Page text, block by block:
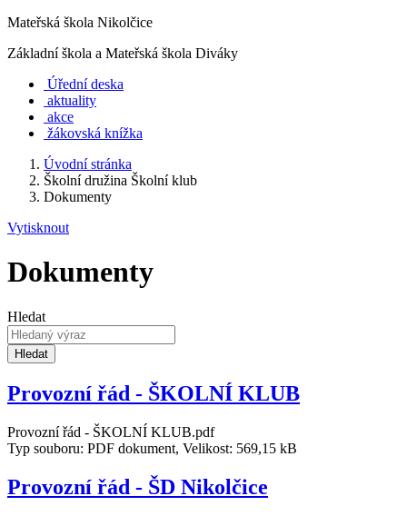
Mateřská škola Nikolčice
Základní škola a Mateřská škola Diváky
Úřední deska
aktuality
akce
žákovská knížka
Úvodní stránka
Školní družina Školní klub
Dokumenty
Vytisknout
Dokumenty
Hledat
Hledat
Provozní řád - ŠKOLNÍ KLUB
Provozní řád - ŠKOLNÍ KLUB.pdf
Typ souboru: PDF dokument, Velikost: 569,15 kB
Provozní řád - ŠD Nikolčice